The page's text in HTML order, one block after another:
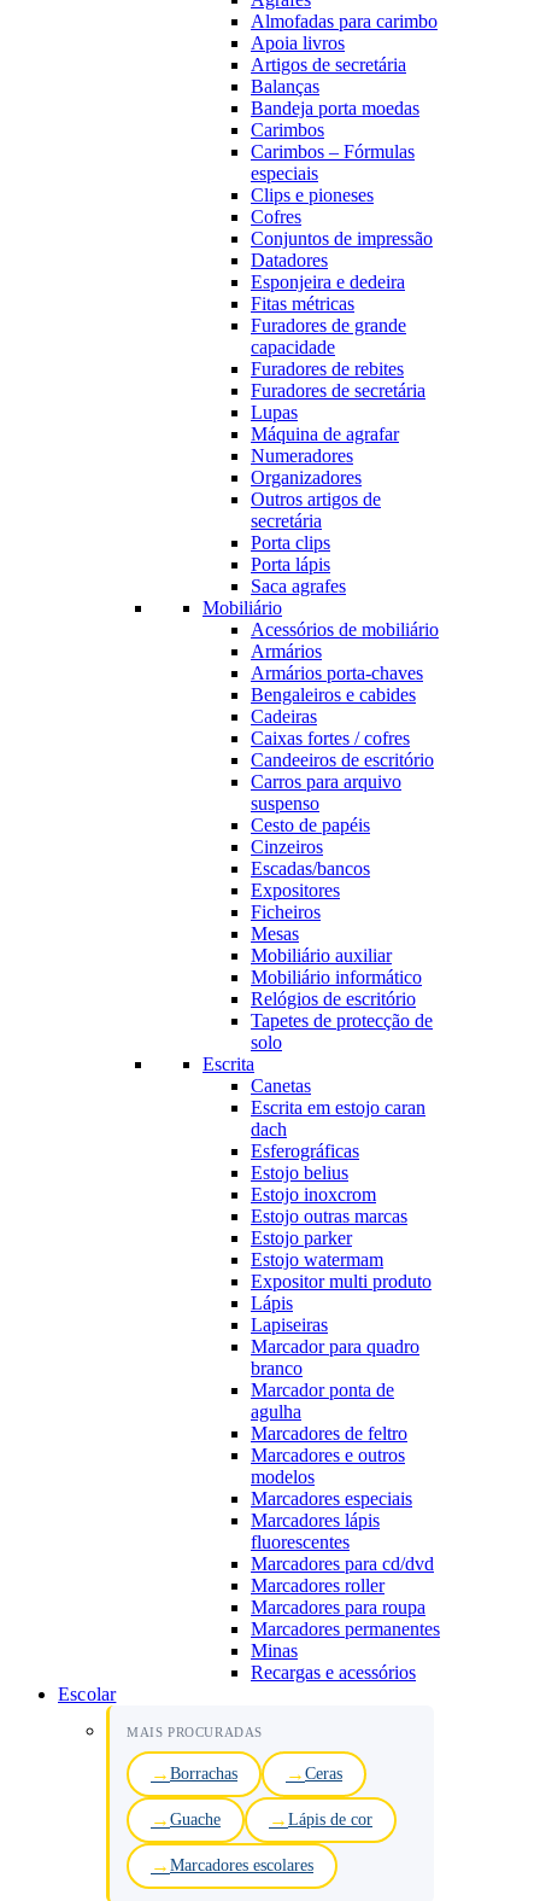
Almofadas para carimbo
Apoia livros
Artigos de secretária
Balanças
Bandeja porta moedas
Carimbos
Carimbos – Fórmulas
especiais
Clips e pioneses
Cofres
Conjuntos de impressão
Datadores
Esponjeira e dedeira
Fitas métricas
Furadores de grande
capacidade
Furadores de rebites
Furadores de secretária
Lupas
Máquina de agrafar
Numeradores
Organizadores
Outros artigos de
secretária
Porta clips
Porta lápis
Saca agrafes
Mobiliário
Acessórios de mobiliário
Armários
Armários porta-chaves
Bengaleiros e cabides
Cadeiras
Caixas fortes / cofres
Candeeiros de escritório
Carros para arquivo
suspenso
Cesto de papéis
Cinzeiros
Escadas/bancos
Expositores
Ficheiros
Mesas
Mobiliário auxiliar
Mobiliário informático
Relógios de escritório
Tapetes de protecção de
solo
Escrita
Canetas
Escrita em estojo caran
dach
Esferográficas
Estojo belius
Estojo inoxcrom
Estojo outras marcas
Estojo parker
Estojo watermam
Expositor multi produto
Lápis
Lapiseiras
Marcador para quadro
branco
Marcador ponta de
agulha
Marcadores de feltro
Marcadores e outros
modelos
Marcadores especiais
Marcadores lápis
fluorescentes
Marcadores para cd/dvd
Marcadores roller
Marcadores para roupa
Marcadores permanentes
Minas
Recargas e acessórios
Escolar
MAIS PROCURADAS
Borrachas Ceras
Guache Lápis de cor
Marcadores escolares